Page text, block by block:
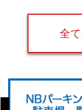
全